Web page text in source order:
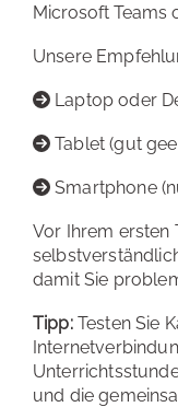
Microsoft Teams
Unsere
Laptop oder
Tablet (gut
Smartphone
Vor Ihrem ersten
damit Sie
Tipp:Testen Sie
und die